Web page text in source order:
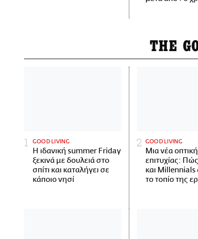
THE
GOOD LIVING
Η ιδανική summer Friday
ξεκινά με δουλειά στο
σπίτι και καταλήγει σε
κάποιο νησί
GOOD LIVING
Μια νέα
επιτυχίας:
και Millennials
το τοπίο της